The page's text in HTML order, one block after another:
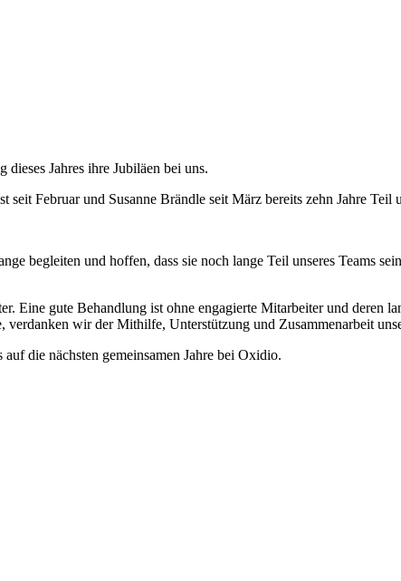
Jahres ihre Jubiläen bei uns.
Februar und Susanne Brändle seit März bereits zehn Jahre Teil
begleiten und hoffen, dass sie noch lange Teil unseres Teams
Eine gute Behandlung ist ohne engagierte Mitarbeiter und deren
wir der Mithilfe, Unterstützung und Zusammenarbeit
die nächsten gemeinsamen Jahre bei Oxidio.